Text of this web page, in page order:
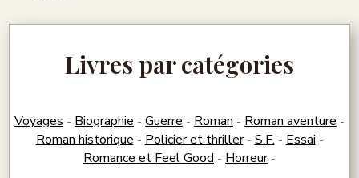
Livres par catégories
Voyages - Biographie - Guerre - Roman - Roman aventure -
Roman historique - Policier et thriller- S.F. - Essai -
Romance et Feel Good - Horreur-